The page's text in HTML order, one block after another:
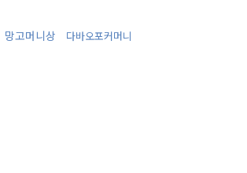
망고머니상
다바오포커머니